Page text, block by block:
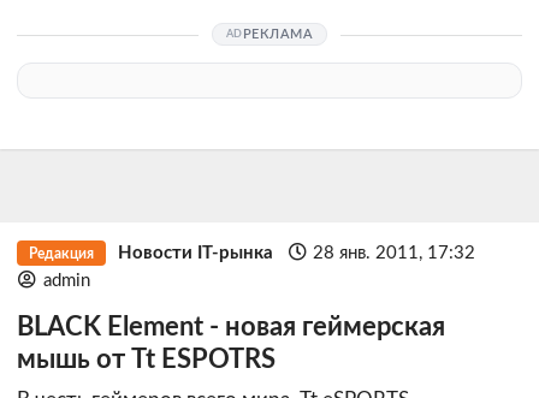
РЕКЛАМА
Редакция Новости IT-рынка
28 янв. 2011, 17:32
admin
BLACK Element - новая геймерская
мышь от Tt ESPOTRS